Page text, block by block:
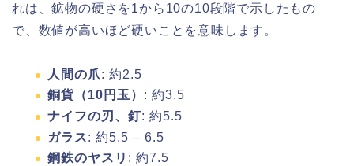
れは、鉱物の硬さを1から10の10段階で示したもの
で、数値が高いほど硬いことを意味します。
人間の爪: 約2.5
銅貨（10円玉） : 約3.5
ナイフの刃、釘: 約5.5
ガラス: 約5.5 – 6.5
鋼鉄のヤスリ : 約7.5